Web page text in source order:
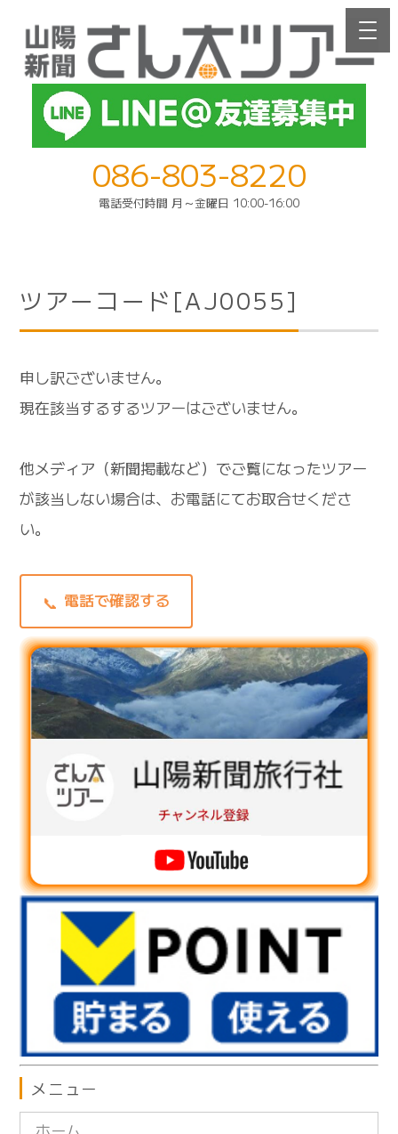
086-803-8220
電話受付時間 月～金曜日 10:00-16:00
ツアーコード[AJ0055]
申し訳ございません。
現在該当するするツアーはございません。
他メディア（新聞掲載など）でご覧になったツアー
が該当しない場合は、お電話にてお取合せくださ
い。
📞 電話で確認する
メニュー